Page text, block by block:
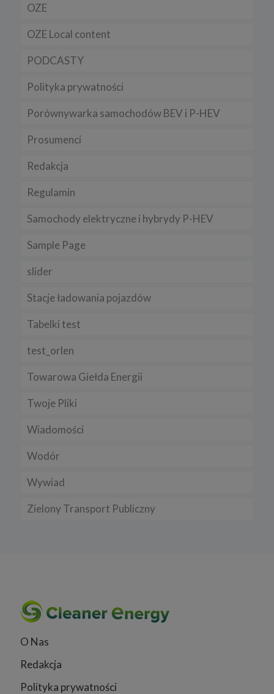
OZE
OZE Local content
PODCASTY
Polityka prywatności
Porównywarka samochodów BEV i P-HEV
Prosumenci
Redakcja
Regulamin
Samochody elektryczne i hybrydy P-HEV
Sample Page
slider
Stacje ładowania pojazdów
Tabelki test
test_orlen
Towarowa Giełda Energii
Twoje Pliki
Wiadomości
Wodór
Wywiad
Zielony Transport Publiczny
O Nas
Redakcja
Polityka prywatności